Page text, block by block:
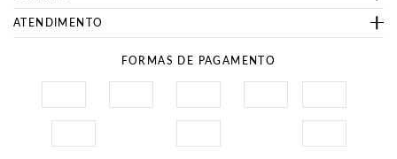
ATENDIMENTO
FORMAS DE PAGAMENTO